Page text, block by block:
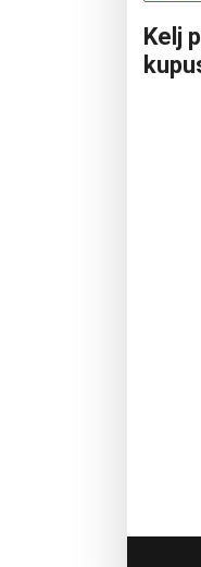
Kelj